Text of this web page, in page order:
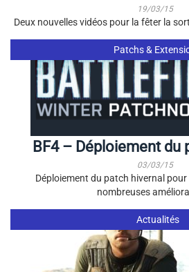
19/03/15
Deux nouvelles vidéos pour la fêter la
Patchs &
BF4 – Déploiement du
03/03/15
Déploiement du patch hivernal
nombreuses
Actualités